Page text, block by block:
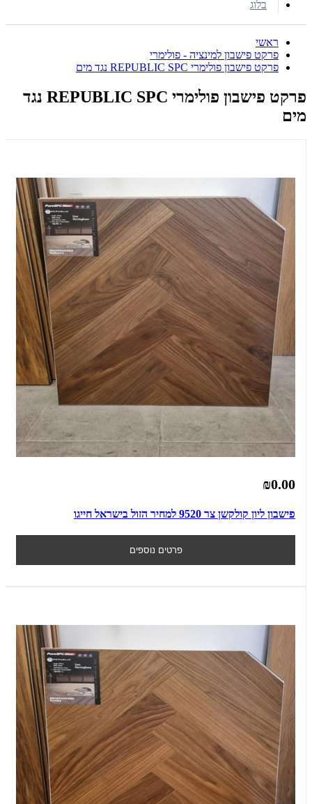
בלוג
ראשי
פרקט פישבון למינציה - פולימרי
פרקט פישבון פולימרי REPUBLIC SPC נגד מים
פרקט פישבון פולימרי REPUBLIC SPC נגד
מים
₪0.00
פישבון ליון קולקשן צר 9520 למחיר הזול בישראל חייגו
פרטים נוספים